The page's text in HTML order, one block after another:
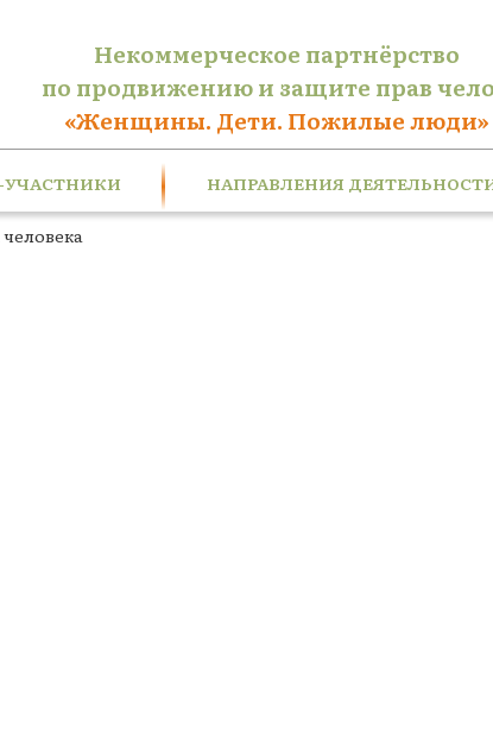
Некоммерческое партнёрство
по продвижению и защите прав
«Женщины. Дети. Пожилые люди»
УЧАСТНИКИ НАПРАВЛЕНИЯ